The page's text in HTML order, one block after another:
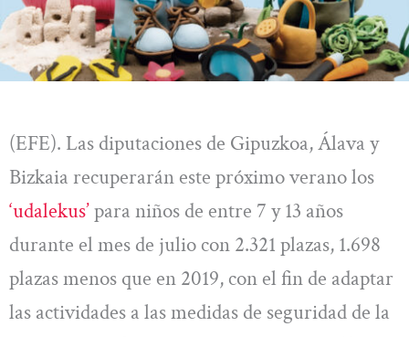
(EFE). Las diputaciones de Gipuzkoa, Álava y
Bizkaia recuperarán este próximo verano los
‘udalekus’para niños de entre 7 y 13 años
durante el mes de julio con 2.321 plazas, 1.698
plazas menos que en 2019, con el fin de adaptar
las actividades a las medidas de seguridad de la